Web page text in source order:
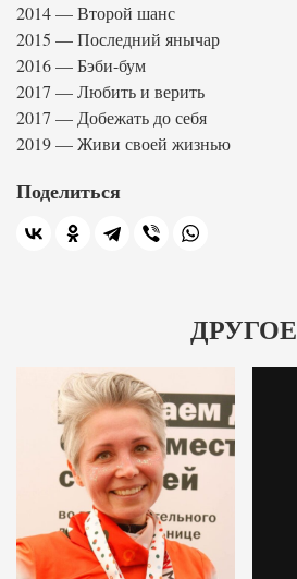
2014 — Второй шанс
2015 — Последний янычар
2016 — Бэби-бум
2017 — Любить и верить
2017 — Добежать до себя
2019 — Живи своей жизнью
Поделиться
ДРУГОЕ